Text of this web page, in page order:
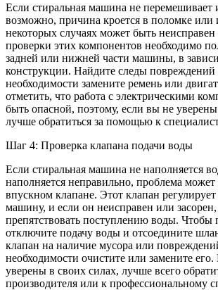
Если стиральная машина не перемешивает
возможно, причина кроется в поломке или
некоторых случаях может быть
проверки этих компонентов необходимо
задней или нижней части машины, в
конструкции. Найдите следы повреждений
необходимости замените ремень или
отметить, что работа с электрическими
быть опасной, поэтому, если вы не
лучше обратиться за помощью к
Шаг 4: Проверка клапана подачи воды
Если стиральная машина не наполняется
наполняется неправильно, проблема может
впускном клапане. Этот клапан
машину, и если он неисправен или
препятствовать поступлению воды. Чтобы
отключите подачу воды и отсоедините
клапан на наличие мусора или
необходимости очистите или замените
уверены в своих силах, лучше всего
производителя или к профессиональному